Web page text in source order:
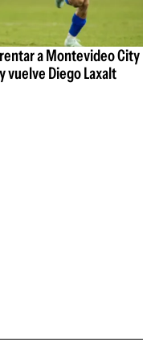
a Montevideo City
vuelve Diego Laxalt